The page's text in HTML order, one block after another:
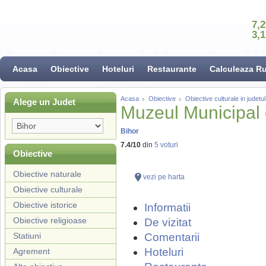
Acasa Obiective Hoteluri Restaurante Calculeaza
Alege un Judet
Obiective
Obiective naturale
Obiective culturale
Obiective istorice
Obiective religioase
Statiuni
Agrement
Acasa Obiective Obiective culturale in
Muzeul
Bihor
7.4/10 din 5 voturi
vezi pe harta
Informatii
De vizitat
Comentarii
Hoteluri